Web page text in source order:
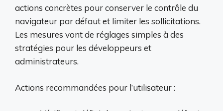
actions concrètes pour conserver le contrôle du
navigateur par défaut et limiter les sollicitations.
Les mesures vont de réglages simples à des
stratégies pour les développeurs et
administrateurs.
Actions recommandées pour l’utilisateur :